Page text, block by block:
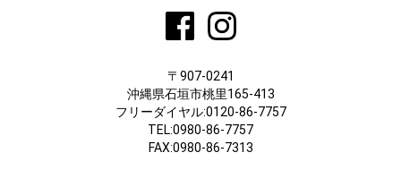
〒907-0241
沖縄県石垣市桃里165-413
フリーダイヤル:0120-86-7757
TEL:0980-86-7757
FAX:0980-86-7313